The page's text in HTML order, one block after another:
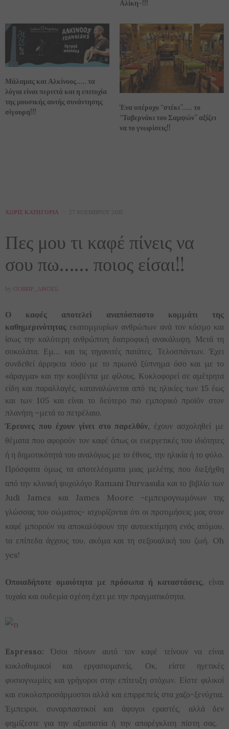
Αλίκη-!!!
Μάλαμας και Αλκίνοος….. τα
λόγια είναι περιττά και η επιτυχία
της μουσικής αυτής συνάντησης
σίγουρη!!!
Ένα υπέροχο “στέκι”….. το
“Ταβερνάκι του Σαμψών” αξίζει
να το γνωρίσεις!!
ΧΩΡΊΣ ΚΑΤΗΓΟΡΊΑ 27 ΝΟΕΜΒΡΊΟΥ 2015
Πες μου τι καφέ πίνεις να
σου πω…… ποιος είσαι!!
by GOSSIP_ANGEL
Ο καφές αποτελεί αναπόσπαστο κομμάτι της
καθημερινότητας εκατομμυρίων ανθρώπων ανά τον κόσμο και
ίσως την καλύτερη ανθρώπινη διατροφική ανακάλυψη. Μετά τη
σοκολάτα. Εμ… και τις τηγανιτές πατάτες. Τελοσπάντων. Έχει
συνδεθεί άρρηκτα τόσο με το πρωινό ξύπνημα όσο και με το
«άραγμα» και την κουβέντα με φίλους. Κυκλοφορεί σε αμέτρητα
είδη και παραλλαγές, καταναλώνεται από τις ηλικίες των 15 έως
και των 105 και είναι το δεύτερο πιο εμπορικό προϊόν στον
πλανήτη –μετά το πετρέλαιο.
Έρευνες που έχουν γίνει στο παρελθόν, έχουν ασχοληθεί με
θέματα που αφορούν τον καφέ όπως οι ευεργετικές του ιδιότητες
ή η δημοτικότητά του αναλόγως με το έθνος, την ηλικία ή το φύλο.
Πρόσφατα όμως τα αποτελέσματα μιας μελέτης που διεξήχθη
από την κλινική ψυχολόγο Ramani Durvasula και το βιβλίο των
Judi James και James Moore -εμπειρογνωμόνων της
γλώσσας του σώματος- ισχυρίζονται ότι οι προτιμήσεις μας στον
καφέ μπορούν να αποκαλύψουν την αυτοεκτίμηση ενός ατόμου,
τα επίπεδα άγχους του, ακόμα και τη σεξουαλική του ζωή. Oh
yes!
Οποιαδήποτε ομοιότητα με πρόσωπα ή καταστάσεις, είναι
τυχαία και ουδεμία σχέση έχει με την πραγματικότητα.
Espresso: Όσοι πίνουν αυτό τον καφέ τείνουν να είναι
κυκλοθυμικοί και εργασιομανείς. Οκ, είστε ηγετικές
φυσιογνωμίες και γρήγοροι στην επίτευξη στόχων. Είστε φιλικοί
και ευκολοπροσάρμοστοι αλλά και επιρρεπείς στα χαζο-ξενύχτια.
Έμπειροι, συναρπαστικοί και άψογοι εραστές, αλλά δεν
φημίζεστε για την αξιοπιστία ή την απαρέγκλιτη πίστη σας.